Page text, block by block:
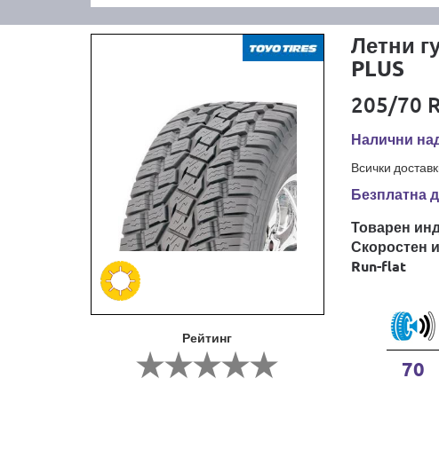
Рейтинг
Летни
PLUS
205/70
Налични
Всички
Безплатна
Товарен
Скоростен
Run-flat
70